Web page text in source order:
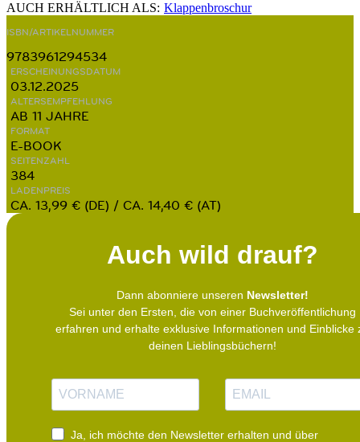
AUCH ERHÄLTLICH ALS: Klappenbroschur
ISBN/ARTIKELNUMMER
9783961294534
ERSCHEINUNGSDATUM
03.12.2025
ALTERSEMPFEHLUNG
AB 11 JAHRE
FORMAT
E-BOOK
SEITENZAHL
384
LADENPREIS
CA. 13,99 € (DE) / CA. 14,40 € (AT)
Auch wild drauf?
Dann abonniere unseren Newsletter!
Sei unter den Ersten, die von einer Buchveröffentlichung
erfahren und erhalte exklusive Informationen und Einblicke
deinen Lieblingsbüchern!
m
M
i
Ja, ich möchte den Newsletter erhalten und über